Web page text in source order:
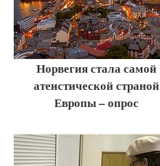
Норвегия стала самой
атеистической страной
Европы – опрос